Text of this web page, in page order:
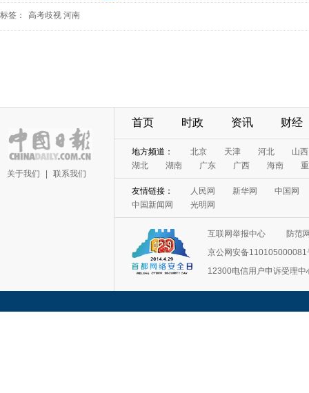
标签： 高考歧视 河南
关于我们 联系我们
首页 时政 资讯 财经
地方频道： 北京 天津 河北
山西
湖北
湖南 广东 广西 海南
友情链接： 人民网 新华网
中国网
中国新闻网
光明网
互联网举报中心
防范
京公网安备110105000081
12300电信用户申诉受理中